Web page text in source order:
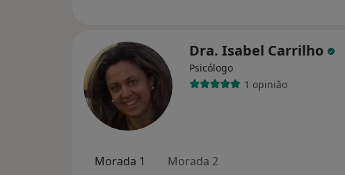
Dra. Isabel Carrilho
Psicólogo
1 opinião
Morada 1 Morada 2